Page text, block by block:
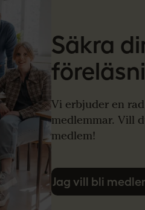
Säkra
Vi erbjuder en
medlemmar. Vill
medlem!
Jag vill bli